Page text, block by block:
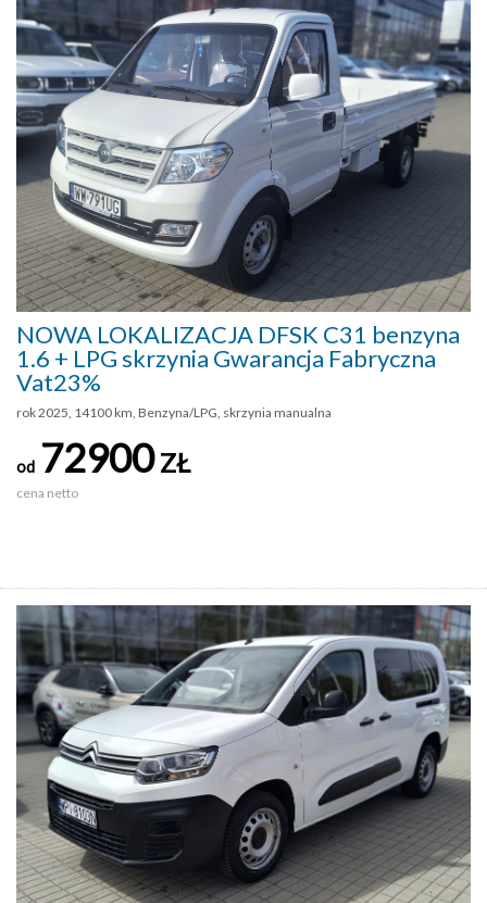
NOWA LOKALIZACJA DFSK C31 benzyna
1.6 + LPG skrzynia Gwarancja Fabryczna
Vat23%
rok 2025, 14100 km, Benzyna/LPG, skrzynia manualna
od 72900ZŁ
cena netto